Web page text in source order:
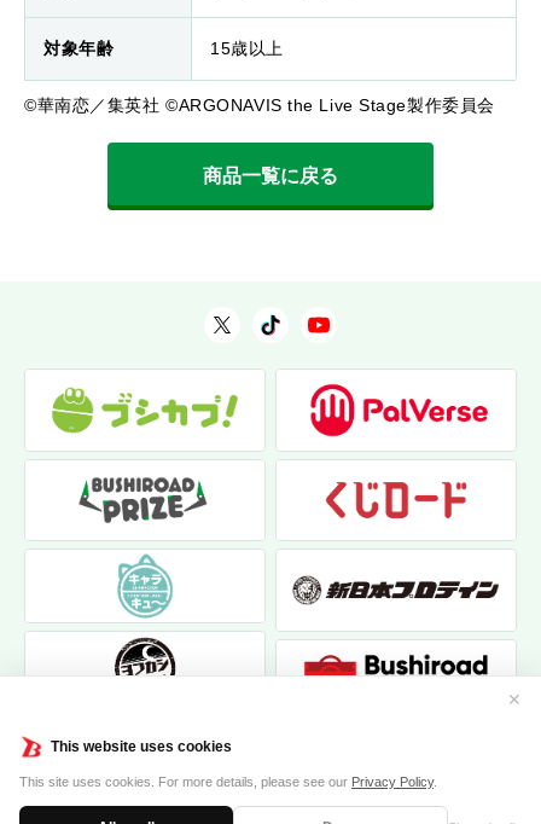
This website uses cookies
This site uses cookies. For more details, please see our Privacy Policy.
✕
対象年齢 15歳以上
©華南恋／集英社 ©ARGONAVIS the Live Stage製作委員会
商品一覧に戻る